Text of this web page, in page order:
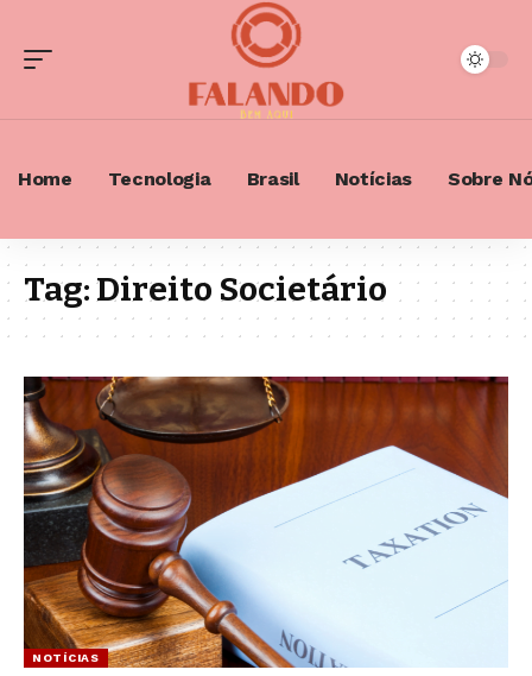
Home Tecnologia Brasil Notícias Sobre
Tag:Direito Societário
NOTÍCIAS